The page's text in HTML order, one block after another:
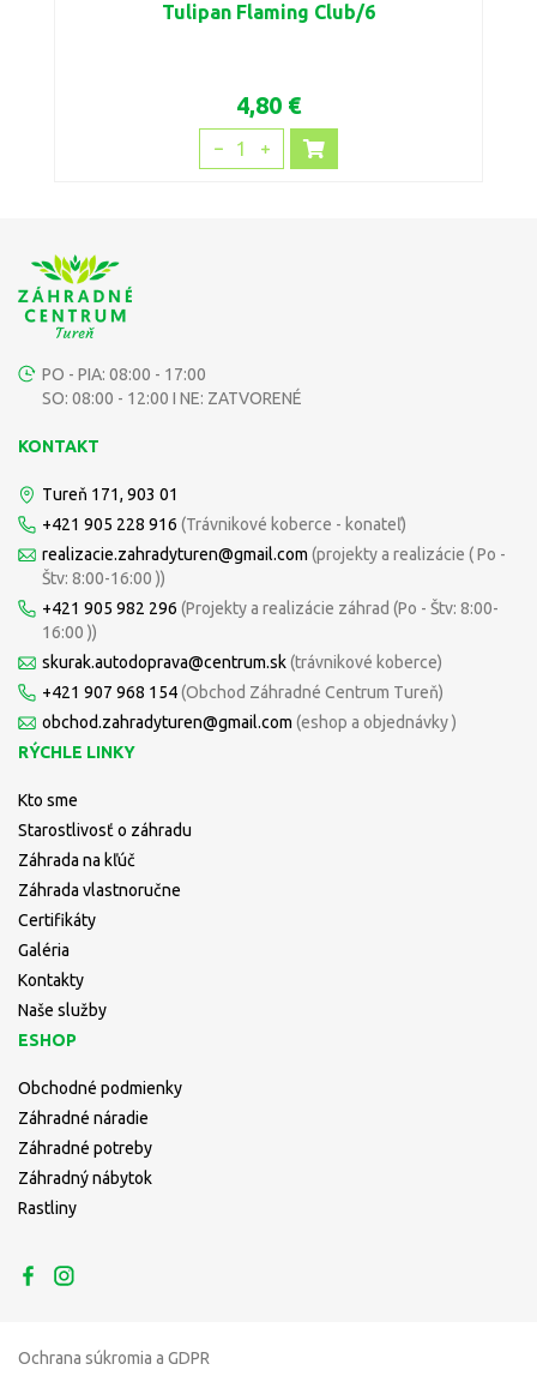
Tulipan Flaming Club/6
4,80 €
1
PO - PIA: 08:00 - 17:00
SO: 08:00 - 12:00 I NE: ZATVORENÉ
KONTAKT
Tureň 171, 903 01
+421 905 228 916 (Trávnikové koberce - konateľ)
realizacie.zahradyturen@gmail.com (projekty a realizácie ( Po -
Štv: 8:00-16:00 ))
+421 905 982 296 (Projekty a realizácie záhrad (Po - Štv: 8:00-
16:00 ))
skurak.autodoprava@centrum.sk(trávnikové koberce)
+421 907 968 154(Obchod Záhradné Centrum Tureň)
obchod.zahradyturen@gmail.com (eshop a objednávky )
RÝCHLE LINKY
Kto sme
Starostlivosť o záhradu
Záhrada na kľúč
Záhrada vlastnoručne
Certifikáty
Galéria
Kontakty
Naše služby
ESHOP
Obchodné podmienky
Záhradné náradie
Záhradné potreby
Záhradný nábytok
Rastliny
Ochrana súkromia a GDPR